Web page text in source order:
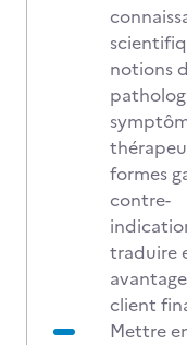
notions
formes
contre-
traduire
client
Mettre